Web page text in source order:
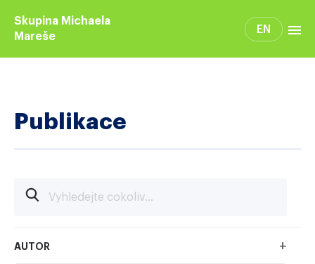
Skupina Michaela
Mareše
EN
Publikace
AUTOR +